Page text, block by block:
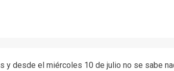
y desde el miércoles 10 de julio no se sabe